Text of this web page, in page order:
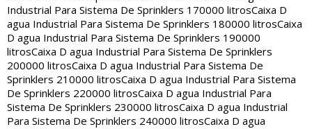
Industrial Para Sistema De Sprinklers 170000 litrosCaixa D
agua Industrial Para Sistema De Sprinklers 180000 litrosCaixa
D agua Industrial Para Sistema De Sprinklers 190000
litrosCaixa D agua Industrial Para Sistema De Sprinklers
200000 litrosCaixa D agua Industrial Para Sistema De
Sprinklers 210000 litrosCaixa D agua Industrial Para Sistema
De Sprinklers 220000 litrosCaixa D agua Industrial Para
Sistema De Sprinklers 230000 litrosCaixa D agua Industrial
Para Sistema De Sprinklers 240000 litrosCaixa D agua